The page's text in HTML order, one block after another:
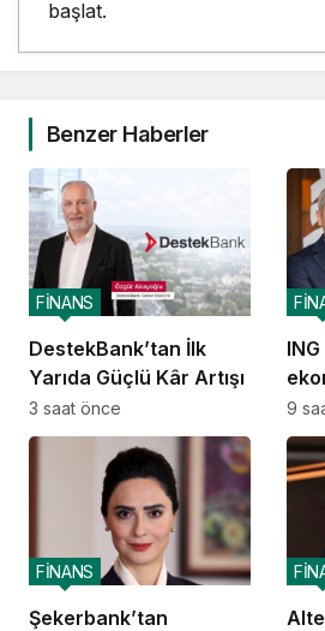
başlat.
Benzer Haberler
DestekBank’tan İlk
Yarıda Güçlü Kâr Artışı
FİNANS
3 saat önce
TL
9
Şekerbank’tan
FİNANS